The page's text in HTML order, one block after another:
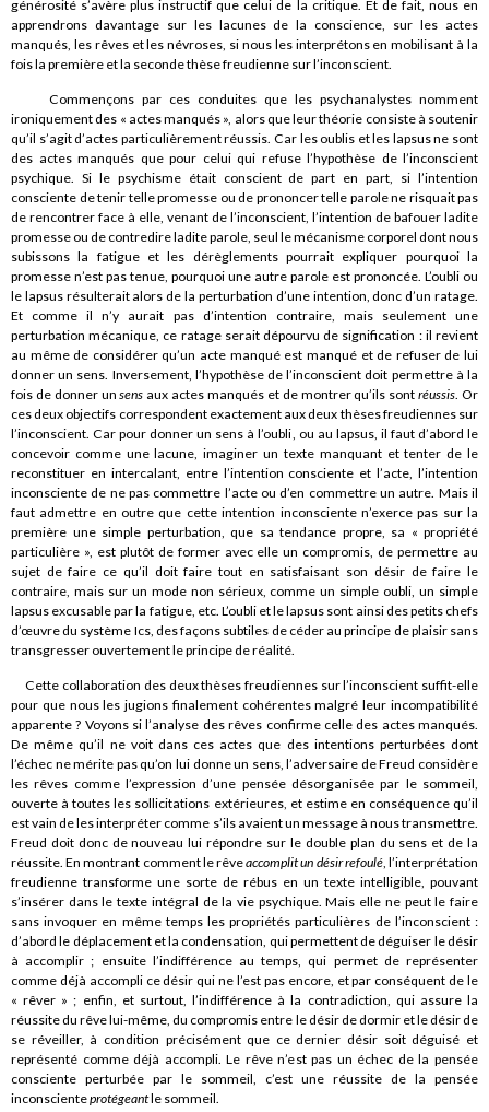
générosité s’avère plus instructif que celui de la critique. Et de fait, nous en
apprendrons davantage sur les lacunes de la conscience, sur les actes
manqués, les rêves et les névroses, si nous les interprétons en mobilisant à la
fois la première et la seconde thèse freudienne sur l’inconscient.
Commençons par ces conduites que les psychanalystes nomment
ironiquement des « actes manqués », alors que leur théorie consiste à soutenir
qu’il s’agit d’actes particulièrement réussis. Car les oublis et les lapsus ne sont
des actes manqués que pour celui qui refuse l’hypothèse de l’inconscient
psychique. Si le psychisme était conscient de part en part, si l’intention
consciente de tenir telle promesse ou de prononcer telle parole ne risquait pas
de rencontrer face à elle, venant de l’inconscient, l’intention de bafouer ladite
promesse ou de contredire ladite parole, seul le mécanisme corporel dont nous
subissons la fatigue et les dérèglements pourrait expliquer pourquoi la
promesse n’est pas tenue, pourquoi une autre parole est prononcée. L’oubli ou
le lapsus résulterait alors de la perturbation d’une intention, donc d’un ratage.
Et comme il n’y aurait pas d’intention contraire, mais seulement une
perturbation mécanique, ce ratage serait dépourvu de signification : il revient
au même de considérer qu’un acte manqué est manqué et de refuser de lui
donner un sens. Inversement, l’hypothèse de l’inconscient doit permettre à la
fois de donner unsens aux actes manqués et de montrer qu’ils sontréussis. Or
ces deux objectifs correspondent exactement aux deux thèses freudiennes sur
l’inconscient. Car pour donner un sens à l’oubli, ou au lapsus, il faut d’abord le
concevoir comme une lacune, imaginer un texte manquant et tenter de le
reconstituer en intercalant, entre l’intention consciente et l’acte, l’intention
inconsciente de ne pas commettre l’acte ou d’en commettre un autre. Mais il
faut admettre en outre que cette intention inconsciente n’exerce pas sur la
première une simple perturbation, que sa tendance propre, sa « propriété
particulière », est plutôt de former avec elle un compromis, de permettre au
sujet de faire ce qu’il doit faire tout en satisfaisant son désir de faire le
contraire, mais sur un mode non sérieux, comme un simple oubli, un simple
lapsus excusable par la fatigue, etc. L’oubli et le lapsus sont ainsi des petits chefs
d’œuvre du système Ics, des façons subtiles de céder au principe de plaisir sans
transgresser ouvertement le principe de réalité.
Cette collaboration des deux thèses freudiennes sur l’inconscient suffit-elle
pour que nous les jugions finalement cohérentes malgré leur incompatibilité
apparente ? Voyons si l’analyse des rêves confirme celle des actes manqués.
De même qu’il ne voit dans ces actes que des intentions perturbées dont
l’échec ne mérite pas qu’on lui donne un sens, l’adversaire de Freud considère
les rêves comme l’expression d’une pensée désorganisée par le sommeil,
ouverte à toutes les sollicitations extérieures, et estime en conséquence qu’il
est vain de les interpréter comme s’ils avaient un message à nous transmettre.
Freud doit donc de nouveau lui répondre sur le double plan du sens et de la
réussite. En montrant comment le rêveaccomplit un désir refoulé, l’interprétation
freudienne transforme une sorte de rébus en un texte intelligible, pouvant
s’insérer dans le texte intégral de la vie psychique. Mais elle ne peut le faire
sans invoquer en même temps les propriétés particulières de l’inconscient :
d’abord le déplacement et la condensation, qui permettent de déguiser le désir
à accomplir ; ensuite l’indifférence au temps, qui permet de représenter
comme déjà accompli ce désir qui ne l’est pas encore, et par conséquent de le
« rêver » ; enfin, et surtout, l’indifférence à la contradiction, qui assure la
réussite du rêve lui-même, du compromis entre le désir de dormir et le désir de
se réveiller, à condition précisément que ce dernier désir soit déguisé et
représenté comme déjà accompli. Le rêve n’est pas un échec de la pensée
consciente perturbée par le sommeil, c’est une réussite de la pensée
inconscienteprotégeantle sommeil.